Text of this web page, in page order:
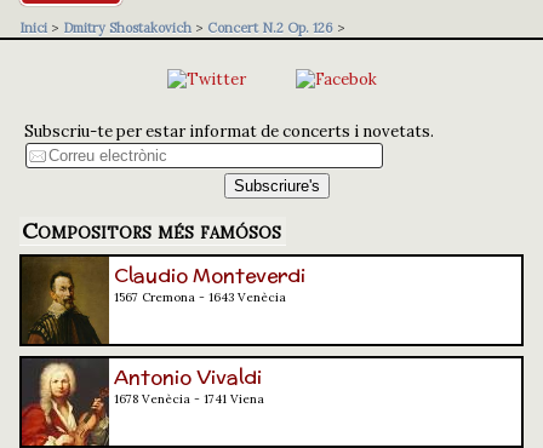
Inici > Dmitry Shostakovich > Concert N.2 Op. 126 >
Subscriu-te per estar informat de concerts i novetats.
Compositors més famósos
Claudio Monteverdi
1567 Cremona - 1643 Venècia
Antonio Vivaldi
1678 Venècia - 1741 Viena